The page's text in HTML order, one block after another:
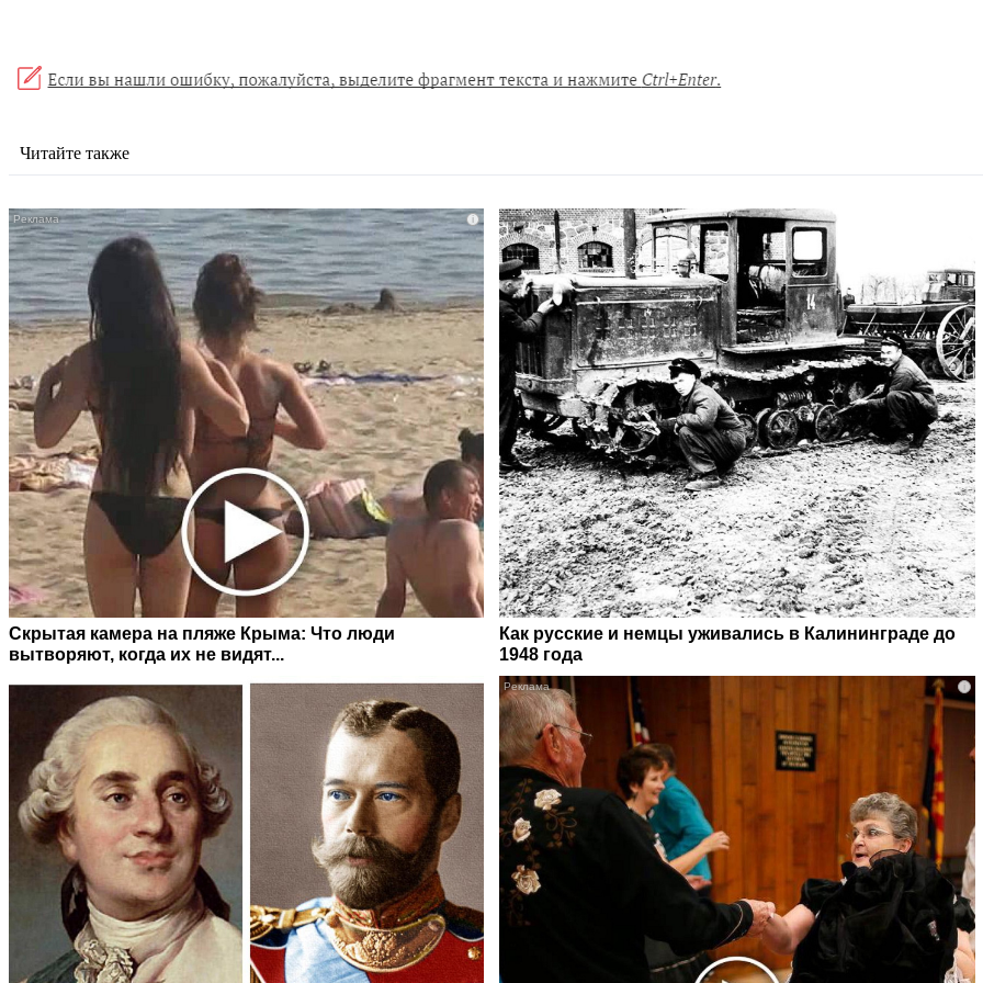
Читайте также
i
Скрытая камера на пляже Крыма: Что люди
вытворяют, когда их не видят...
Как русские и немцы уживались в Калининграде до
1948 года
i